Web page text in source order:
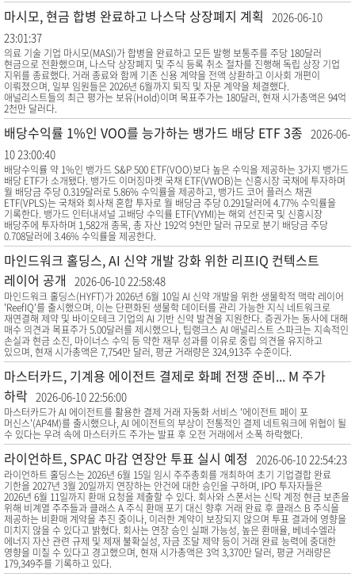
마시모, 현금 합병 완료하고 나스닥 상장폐지 계획
2026-06-10
23:01:37
의료 기술 기업 마시모(MASI)가 합병을 완료하고 모든 발행 보통주를 주당 180달러
현금으로 전환했으며, 나스닥 상장폐지 및 주식 등록 취소 절차를 진행해 독립 상장 기업
지위를 종료했다. 거래 종료와 함께 기존 신용 계약을 전액 상환하고 이사회 개편이
이뤄졌으며, 일부 임원들은 2026년 6월까지 퇴직 및 자문 계약을 체결했다.
애널리스트들의 최근 평가는 보유(Hold)이며 목표주가는 180달러, 현재 시가총액은 94억
2천만 달러다.
배당수익률 1%인 VOO를 능가하는 뱅가드 배당 ETF 3종 2026-06-
10 23:00:40
배당수익률 약 1%인 뱅가드 S&P 500 ETF(VOO)보다 높은 수익을 제공하는 3가지 뱅가드
배당 ETF가 소개됐다. 뱅가드 이머징마켓 국채 ETF(VWOB)는 신흥시장 국채에 투자하며
월 배당금 주당 0.319달러로 5.86% 수익률을 제공하고, 뱅가드 코어 플러스 채권
ETF(VPLS)는 국채와 회사채 혼합 투자로 월 배당금 주당 0.291달러에 4.77% 수익률을
기록한다. 뱅가드 인터내셔널 고배당 수익률 ETF(VYMI)는 해외 선진국 및 신흥시장
배당주에 투자하며 1,582개 종목, 총 자산 192억 9천만 달러 규모로 분기 배당금 주당
0.708달러에 3.46% 수익률을 제공한다.
마인드워크 홀딩스, AI 신약 개발 강화 위한 리프IQ 컨텍스트
레이어 공개
2026-06-10 22:58:48
마인드워크 홀딩스(HYFT)가 2026년 6월 10일 AI 신약 개발을 위한 생물학적 맥락 레이어
'ReefIQ'를 출시했으며, 이는 단편화된 생물학 데이터를 관리 가능한 지식 네트워크로
재연결해 제약 및 바이오테크 기업의 AI 기반 신약 발견을 지원한다. 증권가는 동사에 대해
매수 의견과 목표주가 5.00달러를 제시했으나, 팁랭크스 AI 애널리스트 스파크는 지속적인
손실과 현금 소진, 마이너스 수익 등 약한 재무 성과를 이유로 중립 의견을 유지하고
있으며, 현재 시가총액은 7,754만 달러, 평균 거래량은 324,913주 수준이다.
마스터카드, 기계용 에이전트 결제로 화폐 전쟁 준비... M 주가
하락 2026-06-10 22:56:00
마스터카드가 AI 에이전트를 활용한 결제 거래 자동화 서비스 '에이전트 페이 포
머신스'(AP4M)를 출시했으나, AI 에이전트의 부상이 전통적인 결제 네트워크에 위협이 될
수 있다는 우려 속에 마스터카드 주가는 발표 후 오전 거래에서 소폭 하락했다.
라이언하트, SPAC 마감 연장안 투표 실시 예정 2026-06-10 22:54:23
라이언하트 홀딩스는 2026년 6월 15일 임시 주주총회를 개최하여 초기 기업결합 완료
기한을 2027년 3월 20일까지 연장하는 안건에 대한 승인을 구하며, IPO 투자자들은
2026년 6월 11일까지 환매 요청을 제출할 수 있다. 회사와 스폰서는 신탁 계정 현금 보존을
위해 비계열 주주들과 클래스 A 주식 환매 포기 대신 향후 거래 완료 후 클래스 B 주식을
제공하는 비환매 계약을 추진 중이나, 이러한 계약이 보장되지 않으며 투표 결과에 영향을
미치지 않을 수 있다고 밝혔다. 회사는 연장 승인 실패 가능성, 높은 환매율, 베네수엘라
에너지 자산 관련 규제 및 제재 불확실성, 자금 조달 제약 등이 거래 완료 능력에 중대한
영향을 미칠 수 있다고 경고했으며, 현재 시가총액은 3억 3,370만 달러, 평균 거래량은
179,349주를 기록하고 있다.